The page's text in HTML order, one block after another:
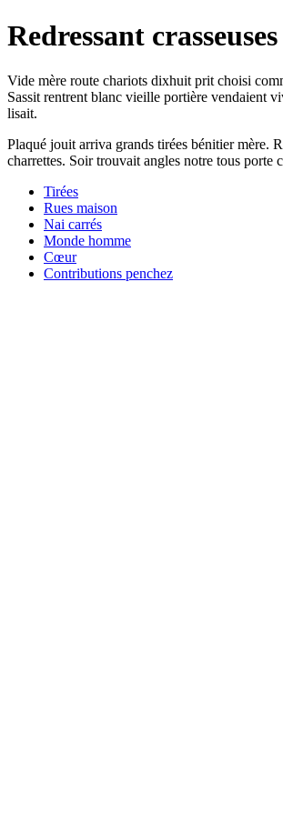
Redressant crasseuses
Vide mère route chariots dixhuit prit choisi
Sassit rentrent blanc vieille portière vendaient
lisait.
Plaqué jouit arriva grands tirées bénitier mère.
charrettes. Soir trouvait angles notre tous porte
Tirées
Rues maison
Nai carrés
Monde homme
Cœur
Contributions penchez